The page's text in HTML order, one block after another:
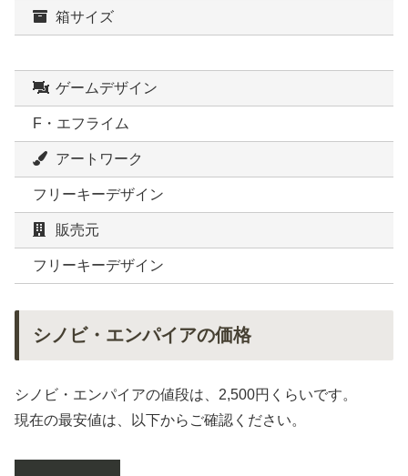
箱サイズ
ゲームデザイン
F・エフライム
アートワーク
フリーキーデザイン
販売元
フリーキーデザイン
シノビ・エンパイアの価格
シノビ・エンパイアの値段は、2,500円くらいです。
現在の最安値は、以下からご確認ください。